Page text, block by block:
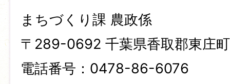
まちづくり課 農政係
〒289-0692 千葉県香取郡東庄
電話番号：0478-86-6076